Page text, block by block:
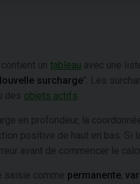
contient un tableau avec une
surcharge". Les
des objets actifs
en profondeur, la
positive de haut en bas. Si
avant de commencer le
saisie comme permanente,